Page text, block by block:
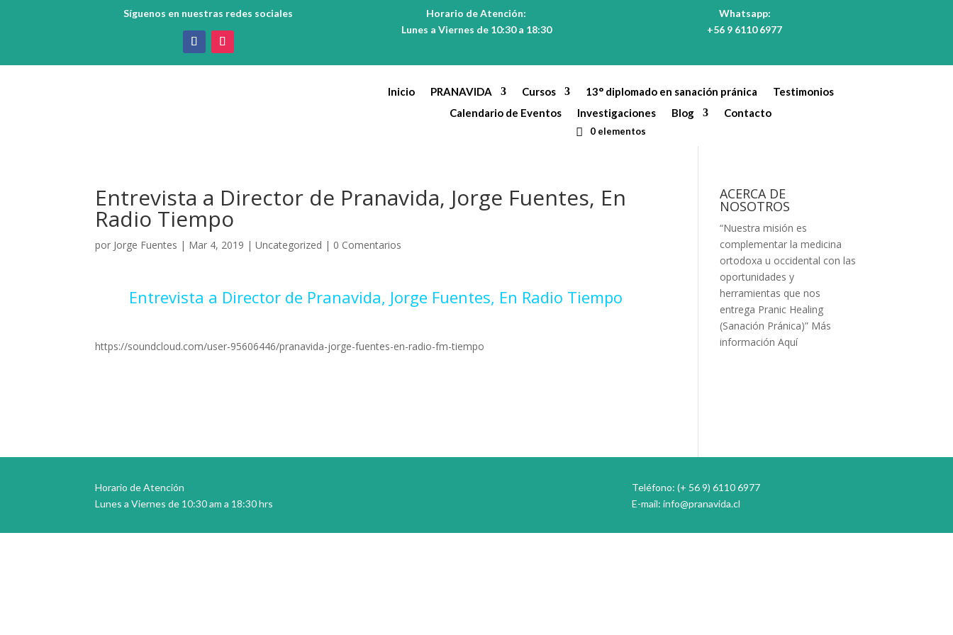
Síguenos en nuestras redes sociales
Horario de Atención:
Lunes a Viernes de 10:30 a 18:30
Whatsapp:
+56 9 6110 6977
Inicio PRANAVIDA Cursos 13° diplomado en sanación pránica
Testimonios
Calendario de Eventos
Investigaciones Blog Contacto
0 elementos
Entrevista a Director de Pranavida, Jorge Fuentes, En
Radio Tiempo
por Jorge Fuentes | Mar 4, 2019 |Uncategorized | 0 Comentarios
Entrevista a Director de Pranavida, Jorge Fuentes, En Radio Tiempo
https://soundcloud.com/user-95606446/pranavida-jorge-fuentes-en-radio-fm-tiempo
ACERCA DE
NOSOTROS
“Nuestra misión es
complementar la medicina
ortodoxa u occidental con las
oportunidades y
herramientas que nos
entrega Pranic Healing
(Sanación Pránica)” Más
información Aquí
Horario de Atención
Lunes a Viernes de 10:30 am a 18:30 hrs
Teléfono: (+ 56 9) 6110 6977
E-mail: info@pranavida.cl